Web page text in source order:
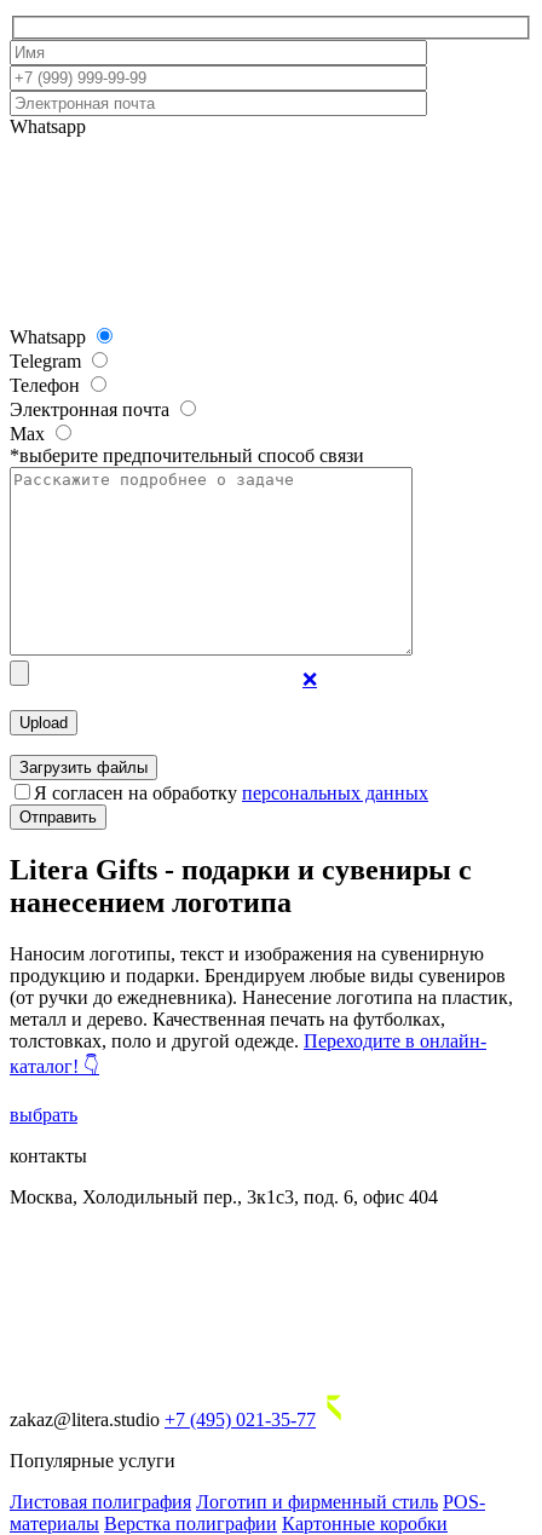
Whatsapp
Whatsapp
Telegram
Телефон
Электронная почта
Max
*выберите предпочительный способ связи
❌
Загрузить файлы
Я согласен на обработку персональных данных
Отправить
Litera Gifts - подарки и сувениры с
нанесением логотипа
Наносим логотипы, текст и изображения на сувенирную
продукцию и подарки. Брендируем любые виды сувениров
(от ручки до ежедневника). Нанесение логотипа на пластик,
металл и дерево. Качественная печать на футболках,
толстовках, поло и другой одежде. Переходите в онлайн-
каталог! 👇
выбрать
контакты
Москва, Холодильный пер., 3к1с3, под. 6, офис 404
zakaz@litera.studio +7 (495) 021-35-77
Популярные услуги
Листовая полиграфия Логотип и фирменный стиль POS-
материалы Верстка полиграфии Картонные коробки